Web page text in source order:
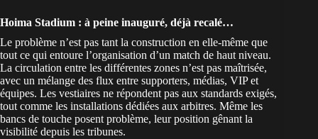
Hoima Stadium : à peine inauguré, déjà recalé…
Le problème n’est pas tant la construction en elle-même que
tout ce qui entoure l’organisation d’un match de haut niveau.
La circulation entre les différentes zones n’est pas maîtrisée,
avec un mélange des flux entre supporters, médias, VIP et
équipes. Les vestiaires ne répondent pas aux standards exigés,
tout comme les installations dédiées aux arbitres. Même les
bancs de touche posent problème, leur position gênant la
visibilité depuis les tribunes.